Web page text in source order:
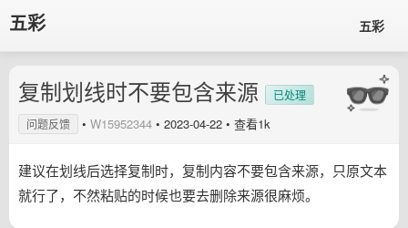
五彩 五彩
复制划线时不要包含来源
已处理
问题反馈
• W15952344 • 2023-04-22 • 查看1k
建议在划线后选择复制时，复制内容不要包含来源，只原文本
就行了，不然粘贴的时候也要去删除来源很麻烦。